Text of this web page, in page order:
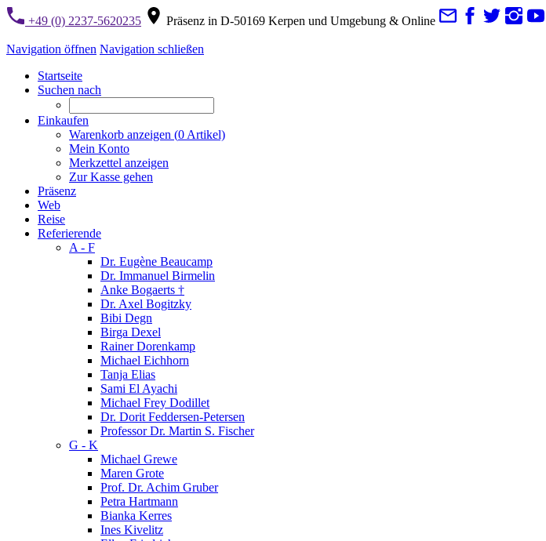
+49 (0) 2237-5620235 Präsenz in D-50169 Kerpen und Umgebung & Online
Navigation öffnen Navigation schließen
Startseite
Suchen nach
Einkaufen
Warenkorb anzeigen (0 Artikel)
Mein Konto
Merkzettel anzeigen
Zur Kasse gehen
Präsenz
Web
Reise
Referierende
A - F
Dr. Eugène Beaucamp
Dr. Immanuel Birmelin
Anke Bogaerts †
Dr. Axel Bogitzky
Bibi Degn
Birga Dexel
Rainer Dorenkamp
Michael Eichhorn
Tanja Elias
Sami El Ayachi
Michael Frey Dodillet
Dr. Dorit Feddersen-Petersen
Professor Dr. Martin S. Fischer
G - K
Michael Grewe
Maren Grote
Prof. Dr. Achim Gruber
Petra Hartmann
Bianka Kerres
Ines Kivelitz